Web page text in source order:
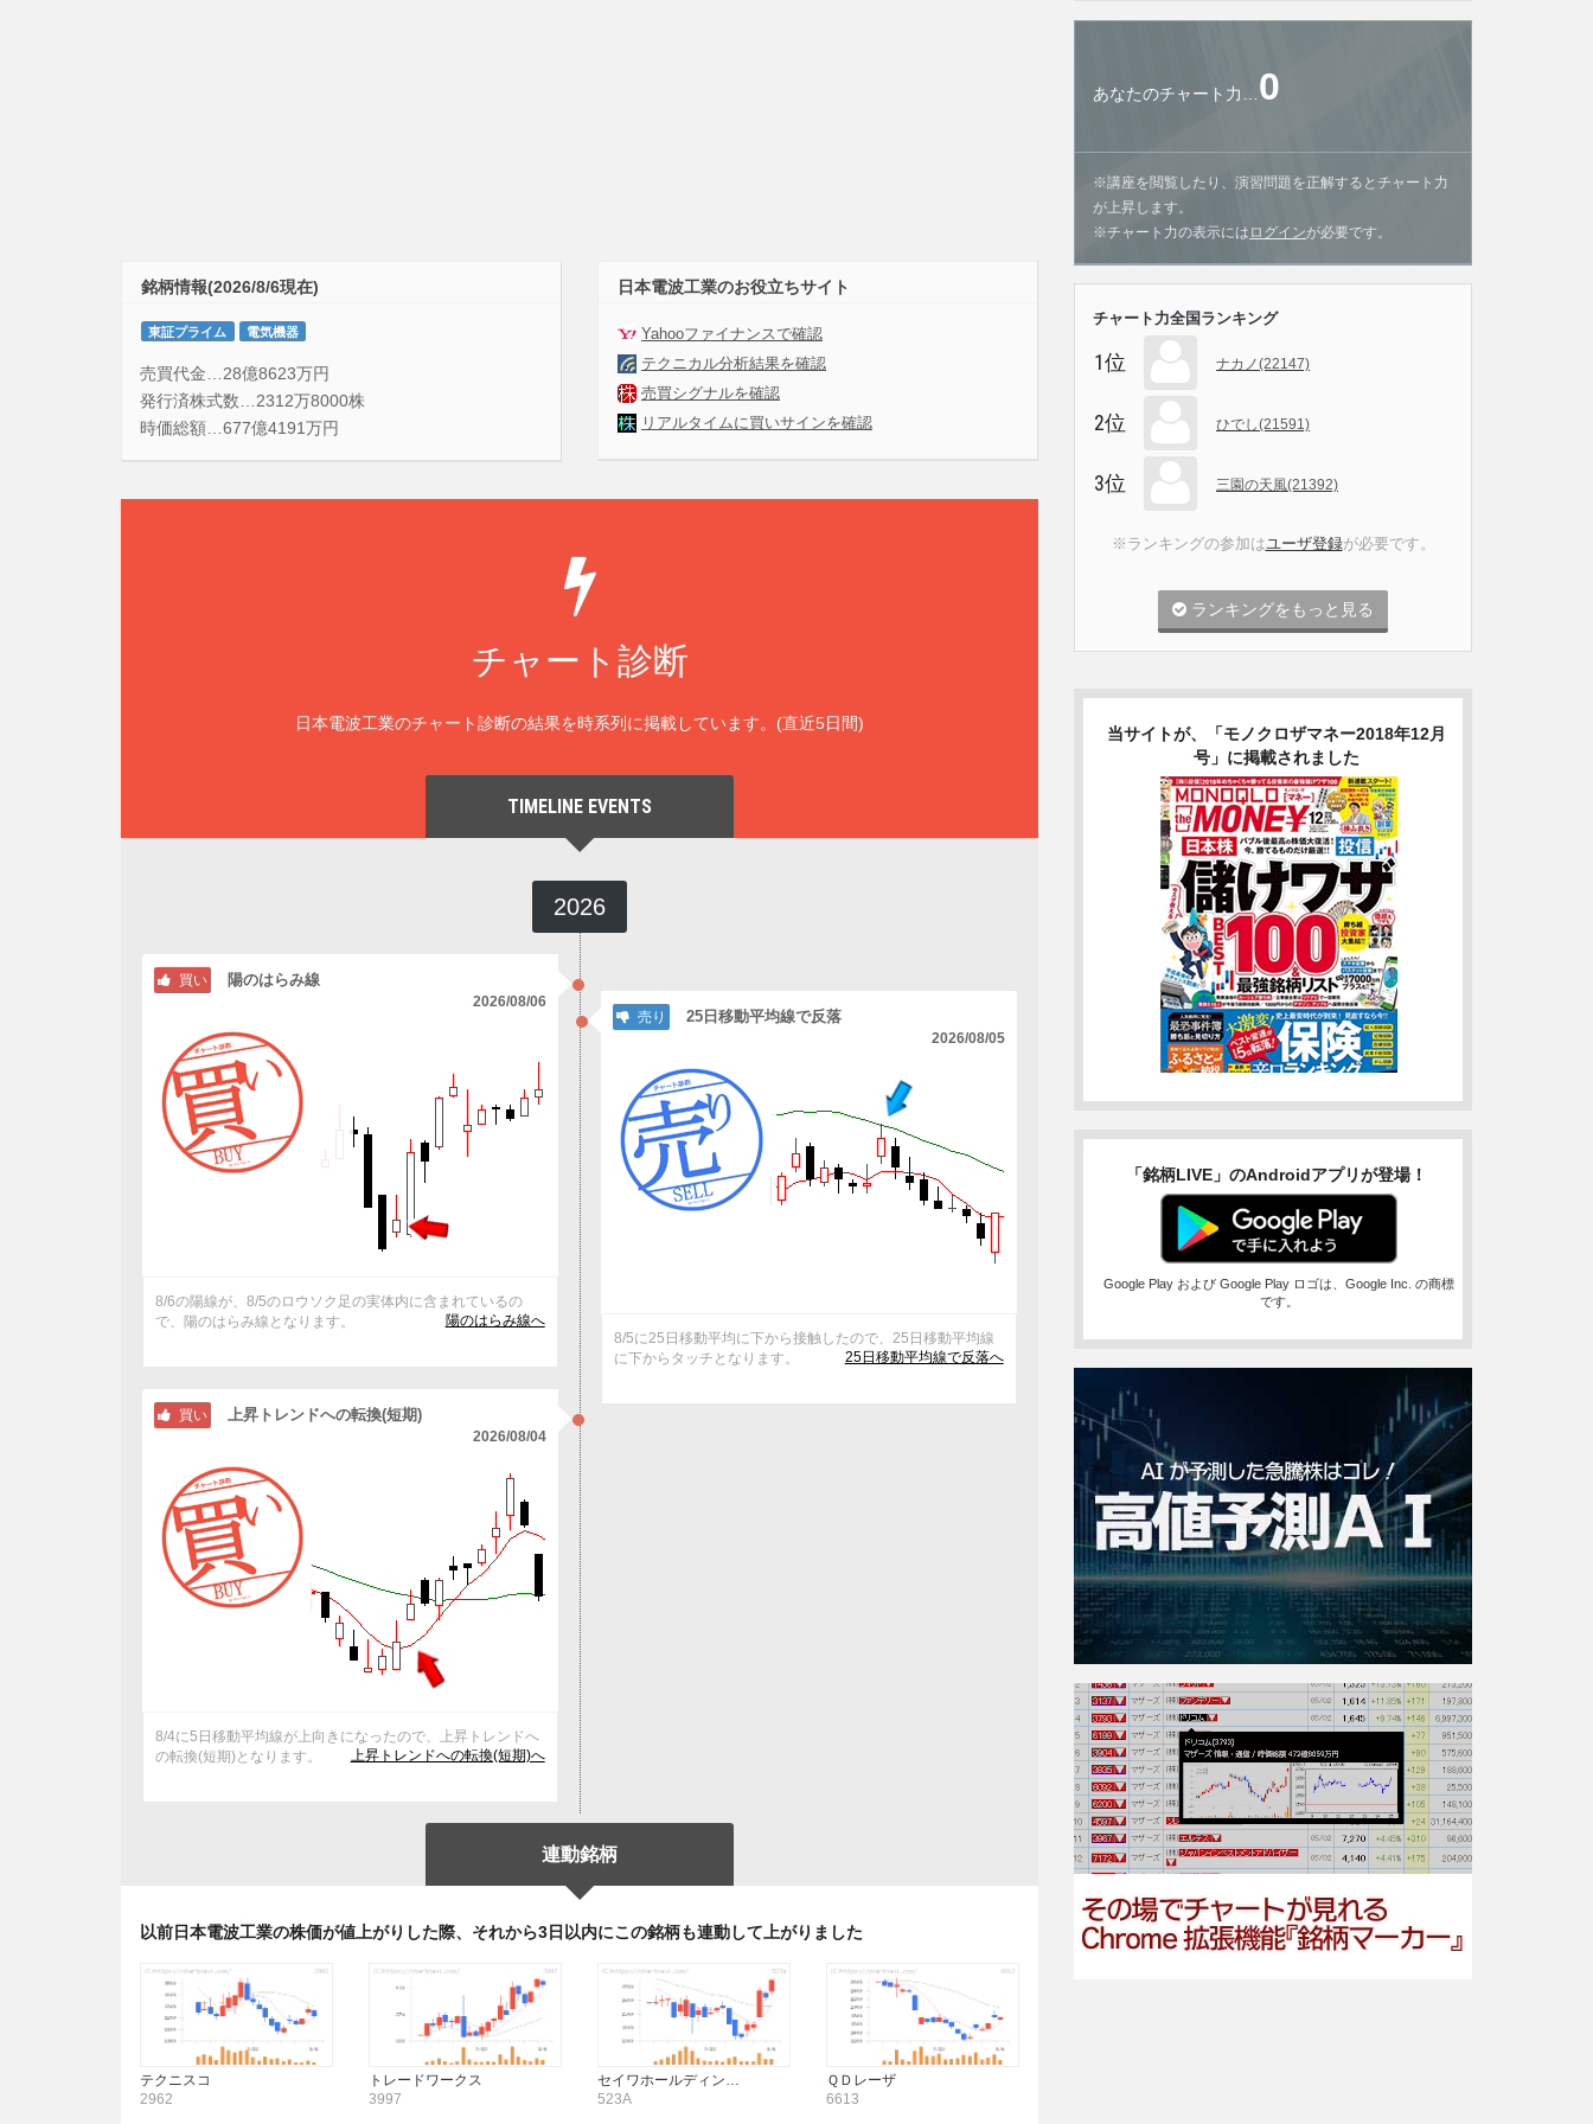
銘柄情報(2026/8/6現在)
東証プライム 電気機器
売買代金…28億8623万円
発行済株式数…2312万8000株
時価総額…677億4191万円
日本電波工業のお役立ちサイト
Yahooファイナンスで確認
テクニカル分析結果を確認
売買シグナルを確認
リアルタイムに買いサインを確認
チャート診断
日本電波工業のチャート診断の結果を時系列に掲載しています。(直近5日間)
TIMELINE EVENTS
2026
買い 陽のはらみ線
2026/08/06
8/6の陽線が、8/5のロウソク足の実体内に含まれているの
で、陽のはらみ線となります。
陽のはらみ線へ
売り 25日移動平均線で反落
2026/08/05
8/5に25日移動平均に下から接触したので、25日移動平均線
に下からタッチとなります。
25日移動平均線で反落へ
買い 上昇トレンドへの転換(短期)
2026/08/04
8/4に5日移動平均線が上向きになったので、上昇トレンドへ
の転換(短期)となります。
上昇トレンドへの転換(短期)へ
連動銘柄
以前日本電波工業の株価が値上がりした際、それから3日以内にこの銘柄も連動して上がりました
テクニスコ
2962
トレードワークス
3997
セイワホールディン…
523A
ＱＤレーザ
6613
あなたのチャート力… 0
※講座を閲覧したり、演習問題を正解するとチャート力
が上昇します。
※チャート力の表示には ログインが必要です。
チャート力全国ランキング
1位 ナカノ(22147)
2位 ひでし(21591)
3位 三園の天風(21392)
※ランキングの参加はユーザ登録が必要です。
ランキングをもっと見る
当サイトが、「モノクロザマネー2018年12月
号」に掲載されました
「銘柄LIVE」のAndroidアプリが登場！
Google Play および Google Play ロゴは、Google Inc. の商標
です。